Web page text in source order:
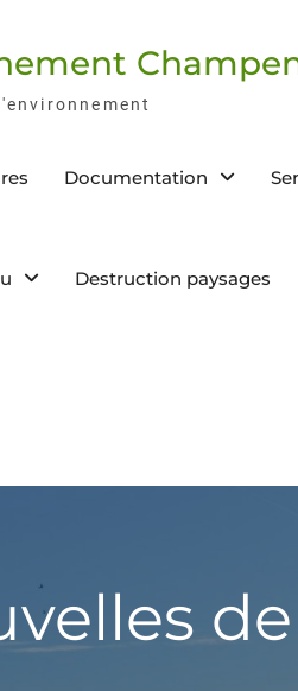
Documentation
Destruction paysages